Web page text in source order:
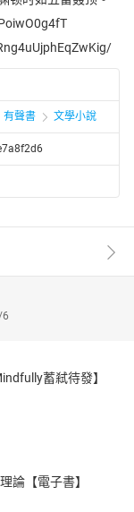
有聲書 文學小說
6
蓄弒待發】
論【電子書】